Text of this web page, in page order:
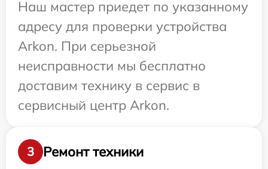
Наш мастер приедет по указанному
адресу для проверки устройства
Arkon. При серьезной
неисправности мы бесплатно
доставим технику в сервис в
сервисный центр Arkon.
3
Ремонт техники